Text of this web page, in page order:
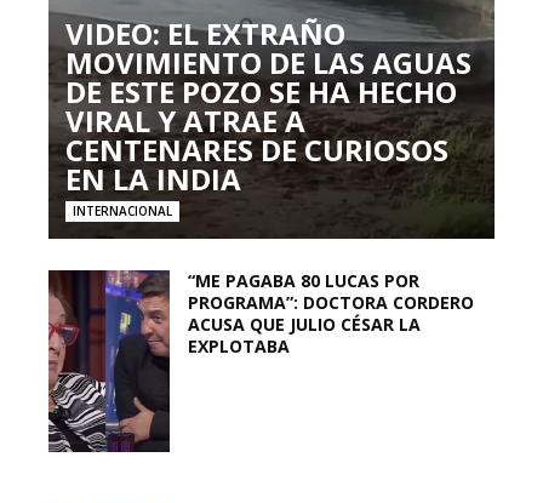
VIDEO: EL EXTRAÑO
MOVIMIENTO DE LAS AGUAS
DE ESTE POZO SE HA HECHO
VIRAL Y ATRAE A
CENTENARES DE CURIOSOS
EN LA INDIA
INTERNACIONAL
“ME PAGABA 80 LUCAS POR
PROGRAMA”: DOCTORA CORDERO
ACUSA QUE JULIO CÉSAR LA
EXPLOTABA